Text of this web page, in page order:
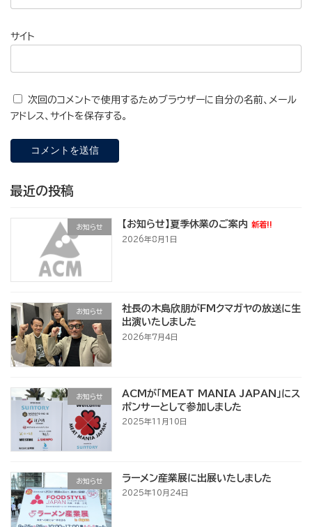
サイト
次回のコメントで使用するためブラウザーに自分の名前、メール
アドレス、サイトを保存する。
最近の投稿
お知らせ 【お知らせ】夏季休業のご案内 新着!!
2026年8月1日
お知らせ
社長の木島欣朋がFMクマガヤの放送に生
出演いたしました
2026年7月4日
お知らせ
ACMが「MEAT MANIA JAPAN」にス
ポンサーとして参加しました
2025年11月10日
お知らせ ラーメン産業展に出展いたしました
2025年10月24日